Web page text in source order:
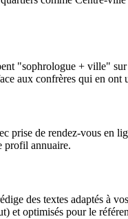
"sophrologue + ville"
aux confrères qui en ont
prise de rendez-vous en
profil annuaire.
des textes adaptés à
et optimisés pour le